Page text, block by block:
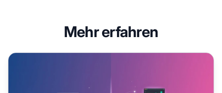
Mehr erfahren
Claude-Artefakte